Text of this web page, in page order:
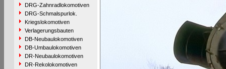
DRG-Zahnradlokomotiven
DRG-Schmalspurlok.
Kriegslokomotiven
Verlagerungsbauten
DB-Neubaulokomotiven
DB-Umbaulokomotiven
DR-Neubaulokomotiven
DR-Rekolokomotiven